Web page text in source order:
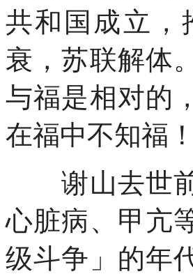
共和国成立，
衰，苏联解体
与福是相对的
在福中不知福！
谢山去世前
心脏病、甲亢
级斗争」的年